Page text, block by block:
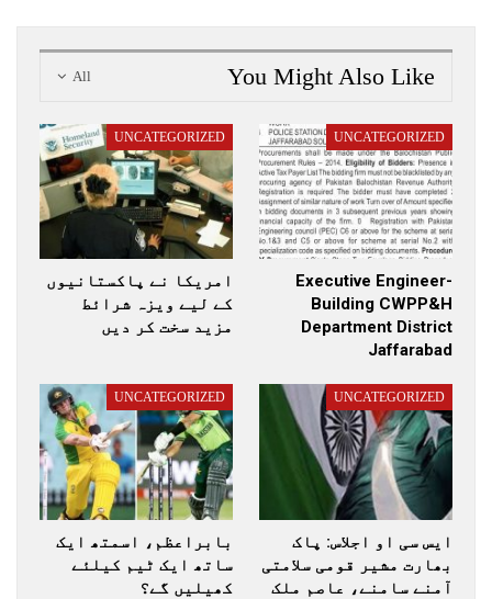
All You Might Also Like
UNCATEGORIZED
Executive Engineer-
Building CWPP&H
Department District
Jaffarabad
UNCATEGORIZED
امریکا نے پاکستانیوں
کے لیے ویزہ شرائط
مزید سخت کر دیں
UNCATEGORIZED
ایس سی او اجلاس: پاک
بھارت مشیر قومی سلامتی
آمنے سامنے، عاصم ملک
UNCATEGORIZED
بابراعظم، اسمتھ ایک
ساتھ ایک ٹیم کیلئے
کھیلیں گے؟